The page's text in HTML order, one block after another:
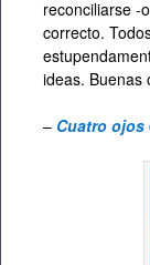
reconciliarse -
correcto.
ideas. Buenas
– Cuatro ojos